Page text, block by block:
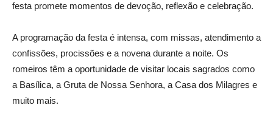
festa promete momentos de devoção, reflexão e celebração.
A programação da festa é intensa, com missas, atendimento a
confissões, procissões e a novena durante a noite. Os
romeiros têm a oportunidade de visitar locais sagrados como
a Basílica, a Gruta de Nossa Senhora, a Casa dos Milagres e
muito mais.